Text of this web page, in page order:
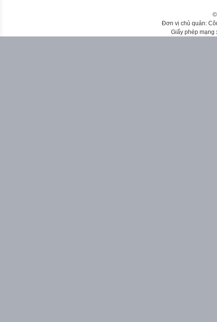
Đơn vị chủ quản:
Giấy phép mạng